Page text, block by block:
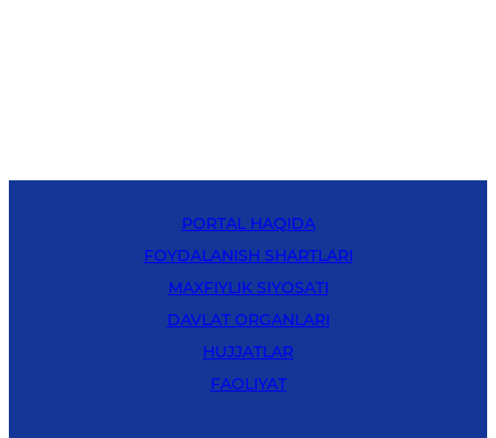
PORTAL HAQIDA
FOYDALANISH SHARTLARI
MAXFIYLIK SIYOSATI
DAVLAT ORGANLARI
HUJJATLAR
FAOLIYAT